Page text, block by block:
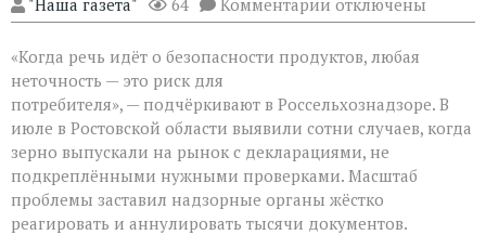
записи
под
Ростовской
области
вскрыли
массовые
нарушения
декларирования
«Когда речь идёт о безопасности продуктов, любая
неточность — это риск для
потребителя», — подчёркивают в Россельхознадзоре. В
июле в Ростовской области выявили сотни случаев, когда
зерно выпускали на рынок с декларациями, не
подкреплёнными нужными проверками. Масштаб
проблемы заставил надзорные органы жёстко
реагировать и аннулировать тысячи документов.